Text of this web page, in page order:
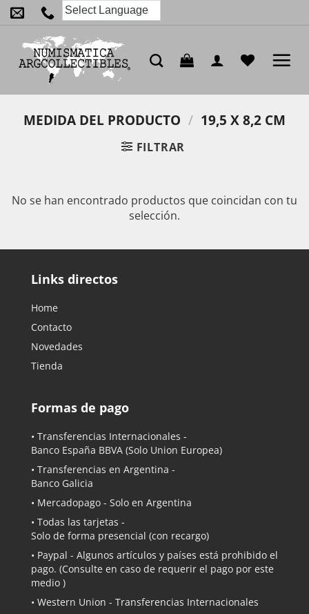
Saltar
al
contenido
MEDIDA DEL PRODUCTO / 19,5 X 8,2 CM
FILTRAR
No se han encontrado productos que coincidan con tu
selección.
Links directos
Home
Contacto
Novedades
Tienda
Formas de pago
• Transferencias Internacionales -
Banco España BBVA (Solo Union Europea)
• Transferencias en Argentina -
Banco Galicia
• Mercadopago - Solo en Argentina
• Todas las tarjetas -
Solo de forma presencial (con recargo)
• Paypal - Algunos artículos y países está prohibido el
pago. (Consulte en caso de requerir el pago por este
medio )
• Western Union - Transferencias Internacionales